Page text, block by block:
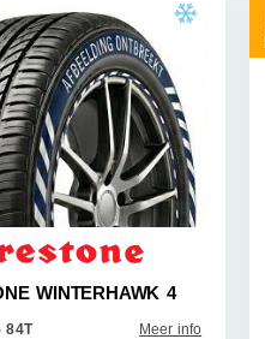
WINTERHAWK 4
84T Meer info